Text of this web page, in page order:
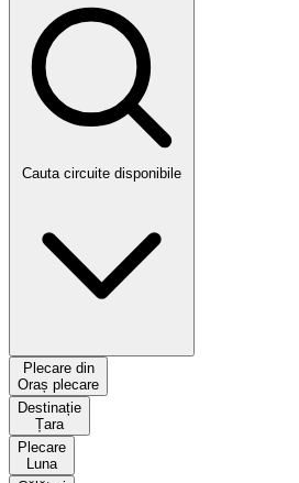
Cauta circuite disponibile
Plecare din
Oraș plecare
Destinație
Țara
Plecare
Luna